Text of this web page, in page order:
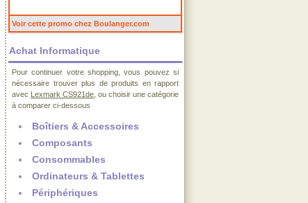
Voir cette promo chez Boulanger.com
Achat Informatique
Pour continuer votre shopping, vous pouvez si
nécessaire trouver plus de produits en rapport
avec Lexmark CS921de , ou choisir une catégorie
à comparer ci-dessous
Boîtiers & Accessoires
Composants
Consommables
Ordinateurs & Tablettes
Périphériques